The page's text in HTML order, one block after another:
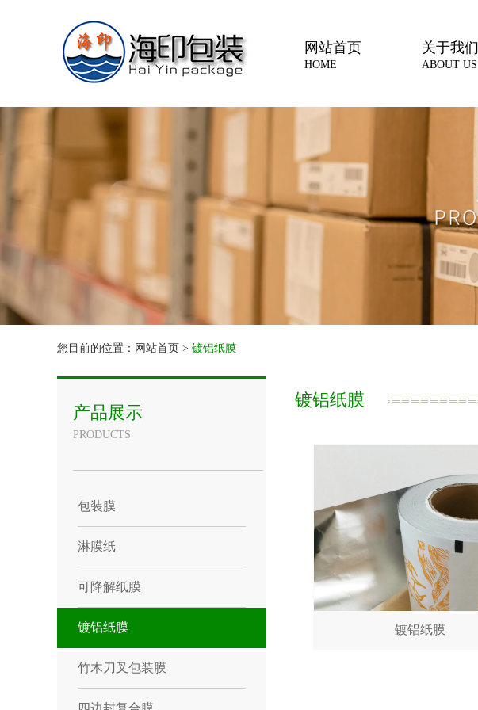
网站首页
HOME
关于我们
ABOUT US
您目前的位置：网站首页 > 镀铝纸膜
产品展示
PRODUCTS
包装膜
淋膜纸
可降解纸膜
镀铝纸膜
竹木刀叉包装膜
镀铝纸膜
镀铝纸膜